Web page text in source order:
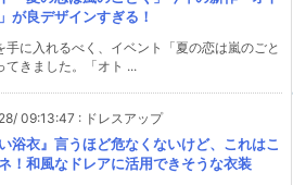
が良デザインすぎる！
手に入れるべく、イベント「夏の恋は嵐のごと
てきました。「オト ...
09:13:47 : ドレスアップ
い浴衣』言うほど危なくないけど、これはこ
！和風なドレアに活用できそうな衣装